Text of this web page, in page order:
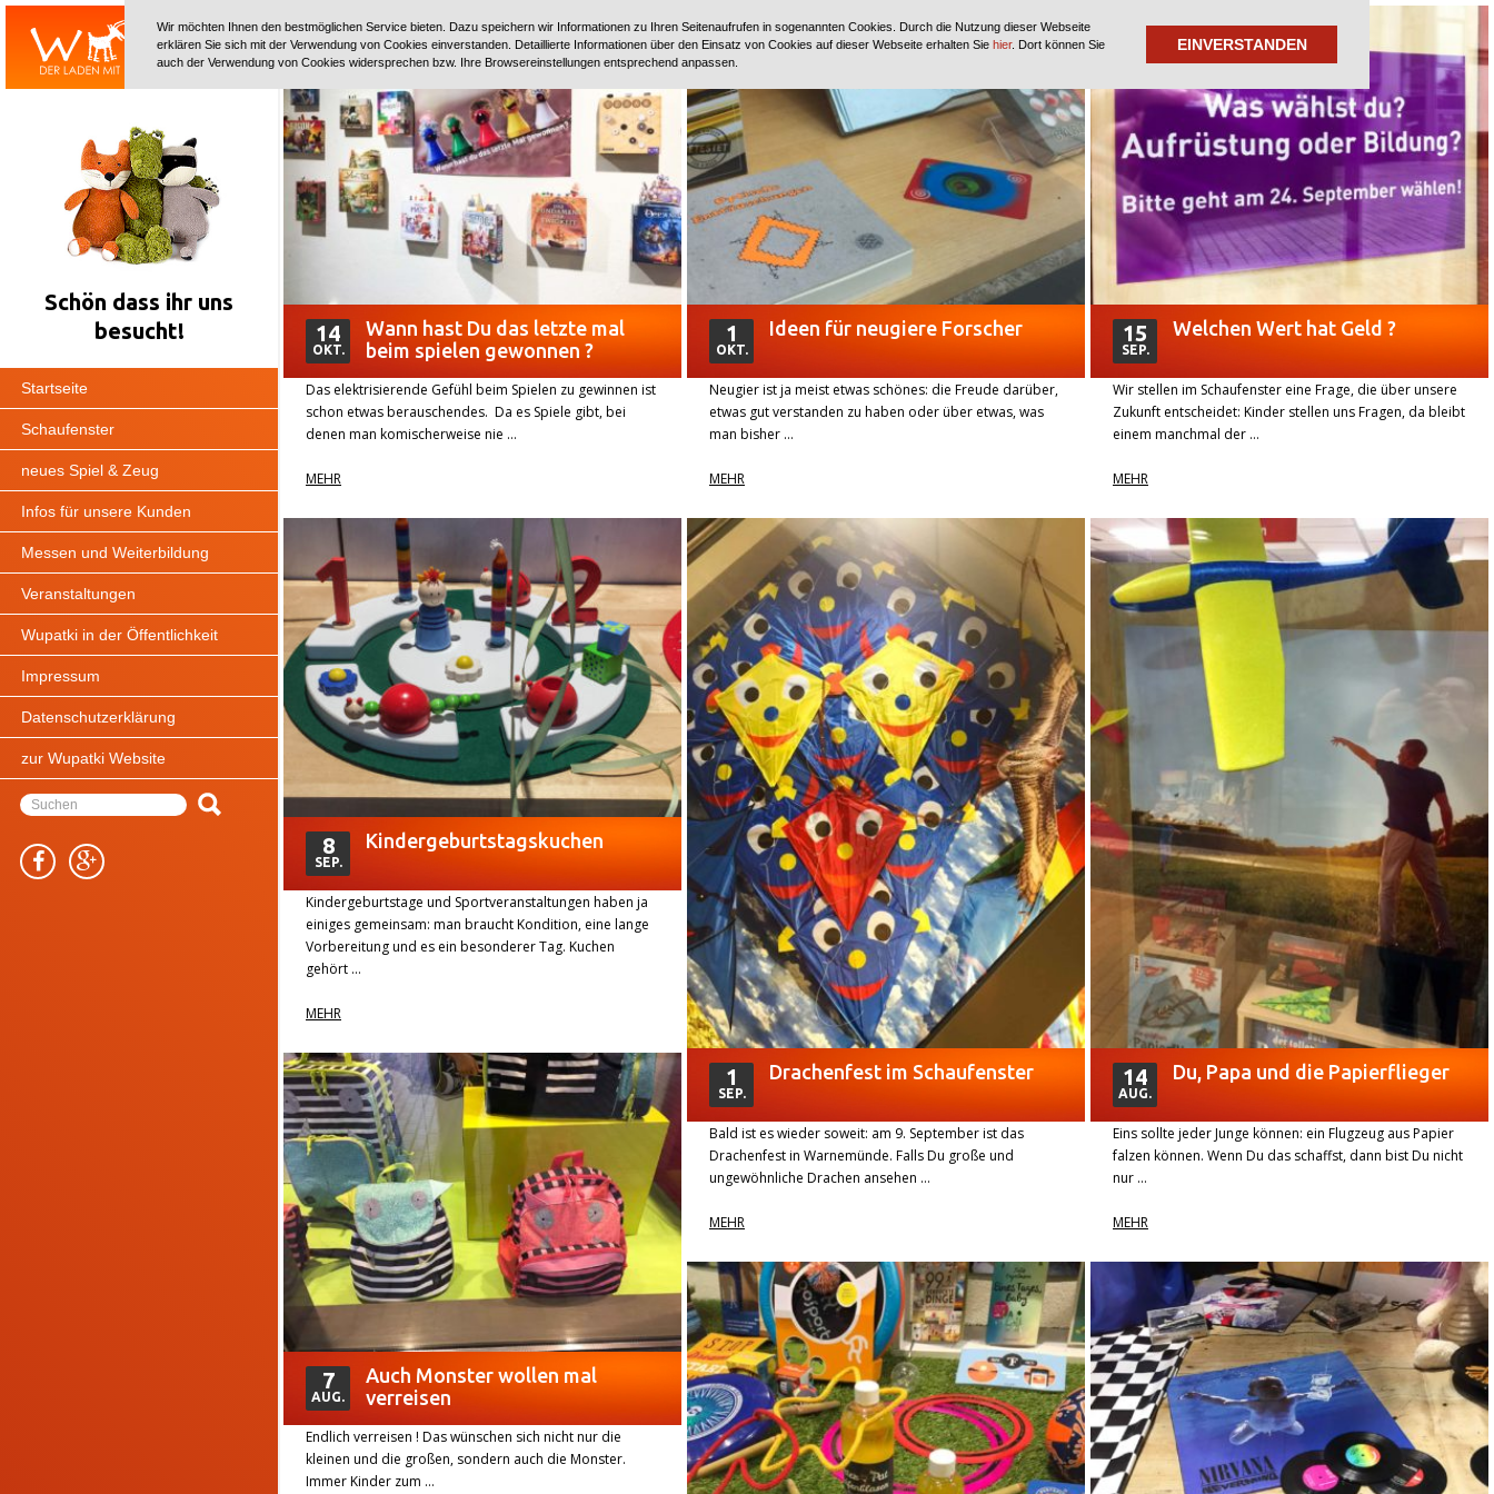
Wir möchten Ihnen den bestmöglichen Service bieten. Dazu speichern wir Informationen zu Ihren Seitenaufrufen in sogenannten Cookies. Durch die Nutzung dieser Webseite
erklären Sie sich mit der Verwendung von Cookies einverstanden. Detaillierte Informationen über den Einsatz von Cookies auf dieser Webseite erhalten Sie hier. Dort können Sie
auch der Verwendung von Cookies widersprechen bzw. Ihre Browsereinstellungen entsprechend anpassen.
EINVERSTANDEN
?>
Schön dass ihr uns
besucht!
Startseite
Schaufenster
neues Spiel & Zeug
Infos für unsere Kunden
Messen und Weiterbildung
Veranstaltungen
Wupatki in der Öffentlichkeit
Impressum
Datenschutzerklärung
zur Wupatki Website
14
OKT.
Wann hast Du das letzte mal
beim spielen gewonnen ?
Das elektrisierende Gefühl beim Spielen zu gewinnen ist
schon etwas berauschendes. Da es Spiele gibt, bei
denen man komischerweise nie …
MEHR
1
OKT.
Ideen für neugiere Forscher
Neugier ist ja meist etwas schönes: die Freude darüber,
etwas gut verstanden zu haben oder über etwas, was
man bisher …
MEHR
15
SEP.
Welchen Wert hat Geld ?
Wir stellen im Schaufenster eine Frage, die über unsere
Zukunft entscheidet: Kinder stellen uns Fragen, da bleibt
einem manchmal der …
MEHR
8
SEP.
Kindergeburtstagskuchen
Kindergeburtstage und Sportveranstaltungen haben ja
einiges gemeinsam: man braucht Kondition, eine lange
Vorbereitung und es ein besonderer Tag. Kuchen
gehört …
MEHR
1
SEP.
Drachenfest im Schaufenster
Bald ist es wieder soweit: am 9. September ist das
Drachenfest in Warnemünde. Falls Du große und
ungewöhnliche Drachen ansehen …
MEHR
14
AUG.
Du, Papa und die Papierflieger
Eins sollte jeder Junge können: ein Flugzeug aus Papier
falzen können. Wenn Du das schaffst, dann bist Du nicht
nur …
MEHR
7
AUG.
Auch Monster wollen mal
verreisen
Endlich verreisen ! Das wünschen sich nicht nur die
kleinen und die großen, sondern auch die Monster.
Immer Kinder zum …